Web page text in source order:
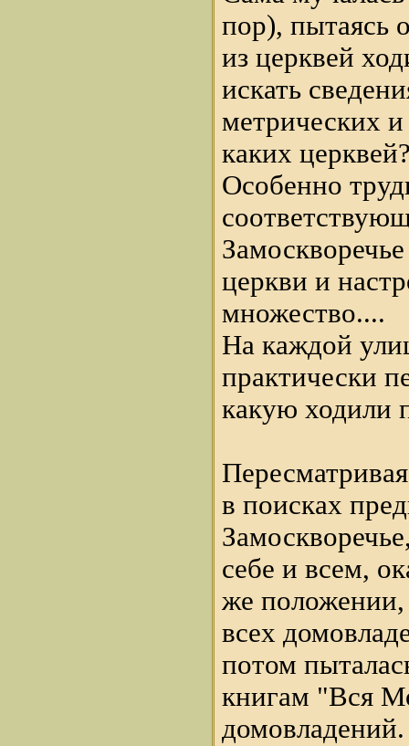
пор), пытаясь
из церквей
искать
метрических
каких
Особенно
церкви и
множество....
На каждой
практически
какую ходили
в поисках
себе и всем,
же
всех
потом
книгам "Вся
домовладений.